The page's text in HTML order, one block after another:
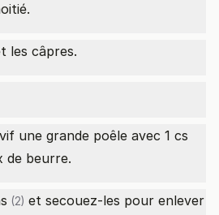
les câpres.
une grande poêle avec 1 cs
de beurre.
(2) et secouez-les pour enlever